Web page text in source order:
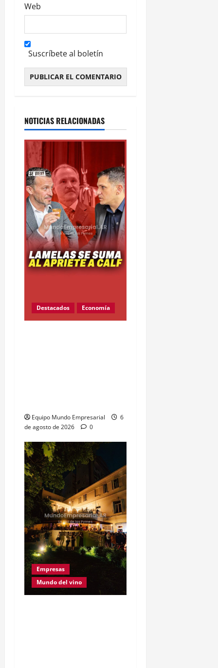
Web
Suscríbete al boletín
NOTICIAS RELACIONADAS
Destacados Economía
Equipo Mundo Empresarial
6
de agosto de 2026
0
Empresas
Mundo del vino